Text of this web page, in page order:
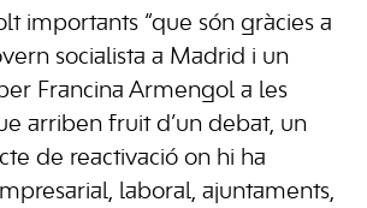
importants “que són gràcies a
socialista a Madrid i un
Francina Armengol a les
arriben fruit d’un debat, un
de reactivació on hi ha
laboral, ajuntaments,